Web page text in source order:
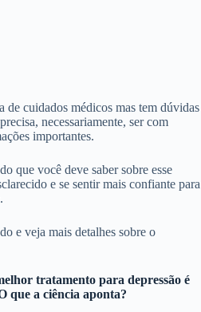
de cuidados médicos mas tem dúvidas
necessariamente, ser com
importantes.
que você deve saber sobre esse
e se sentir mais confiante para
e veja mais detalhes sobre o
tratamento para depressão é
que a ciência aponta?